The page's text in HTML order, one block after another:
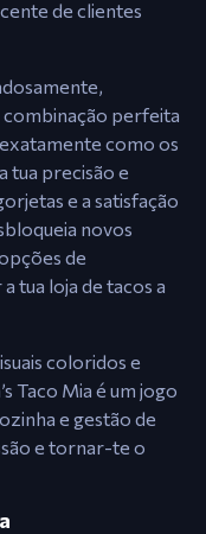
de clientes
combinação perfeita
como os
tua precisão e
e a satisfação
novos
de
tua loja de tacos a
coloridos e
Taco Mia é um jogo
e gestão de
e tornar-te o